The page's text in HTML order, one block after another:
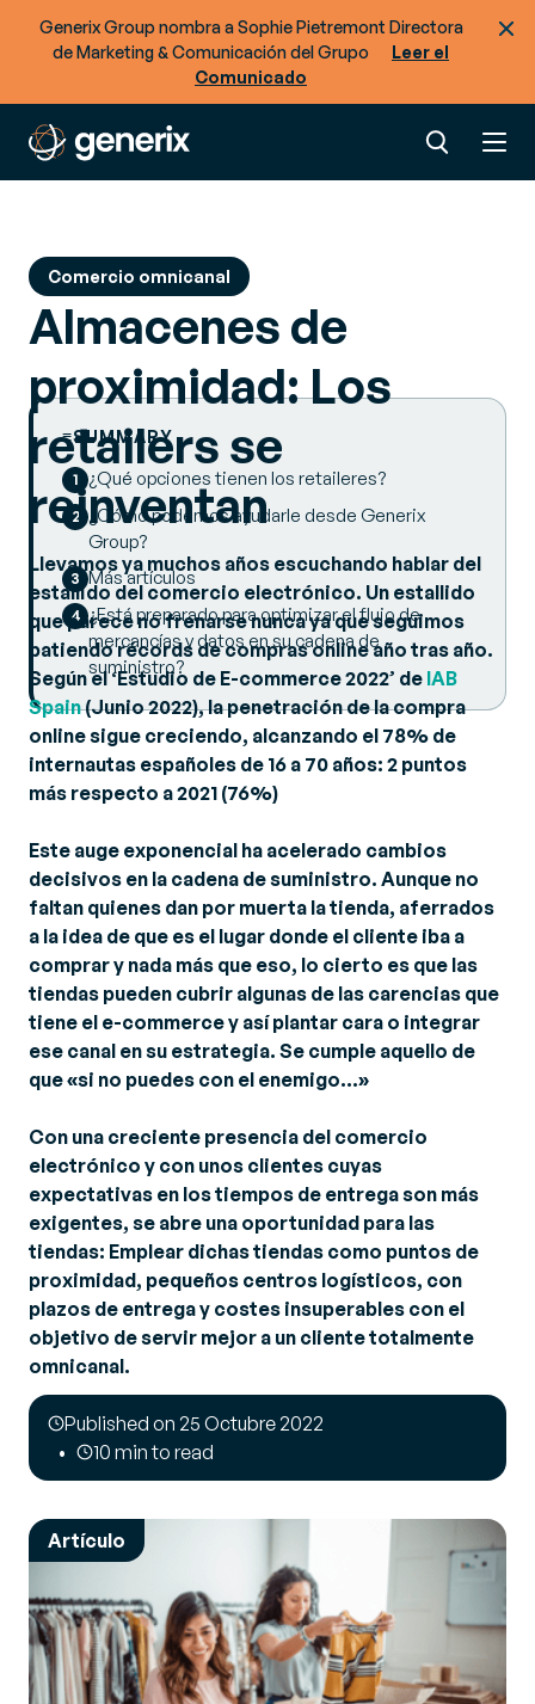
Generix Group nombra a Sophie Pietremont Directora
de Marketing & Comunicación del Grupo
Leer el
Comunicado
Comercio omnicanal
Almacenes de
proximidad: Los
retailers se
reinventan
Llevamos ya muchos años escuchando hablar del
estallido del comercio electrónico. Un estallido
que parece no frenarse nunca ya que seguimos
batiendo récords de compras online año tras año.
Según el ‘Estudio de E-commerce 2022’ de IAB
Spain(Junio 2022), la penetración de la compra
online sigue creciendo, alcanzando el 78% de
internautas españoles de 16 a 70 años: 2 puntos
más respecto a 2021 (76%)
Este auge exponencial ha acelerado cambios
decisivos en la cadena de suministro. Aunque no
faltan quienes dan por muerta la tienda, aferrados
a la idea de que es el lugar donde el cliente iba a
comprar y nada más que eso, lo cierto es que las
tiendas pueden cubrir algunas de las carencias que
tiene el e-commerce y así plantar cara o integrar
ese canal en su estrategia. Se cumple aquello de
que«si no puedes con el enemigo…»
Con una creciente presencia del comercio
electrónico y con unos clientes cuyas
expectativas en los tiempos de entrega son más
exigentes, se abre una oportunidad para las
tiendas: Emplear dichas tiendas como puntos de
proximidad, pequeños centros logísticos, con
plazos de entrega y costes insuperables con el
objetivo de servir mejor a un cliente totalmente
omnicanal.
Published on 25 Octubre 2022
10 min to read
Artículo
SUMMARY
¿Qué opciones tienen los retaileres?
¿Cómo podemos ayudarle desde Generix
Group?
Más artículos
¿Está preparado para optimizar el flujo de
mercancías y datos en su cadena de
suministro?